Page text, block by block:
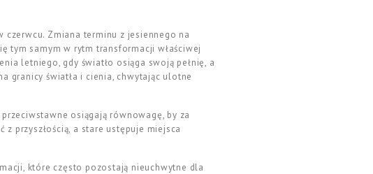
czerwcu. Zmiana terminu z jesiennego na
tym samym w rytm transformacji właściwej
letniego, gdy światło osiąga swoją pełnię, a
granicy światła i cienia, chwytając ulotne
osiągają równowagę, by za
przyszłością, a stare ustępuje miejsca
które często pozostają nieuchwytne dla